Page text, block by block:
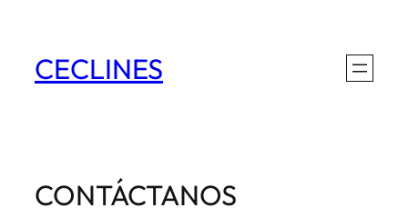
contenido
CECLINES
CONTÁCTANOS